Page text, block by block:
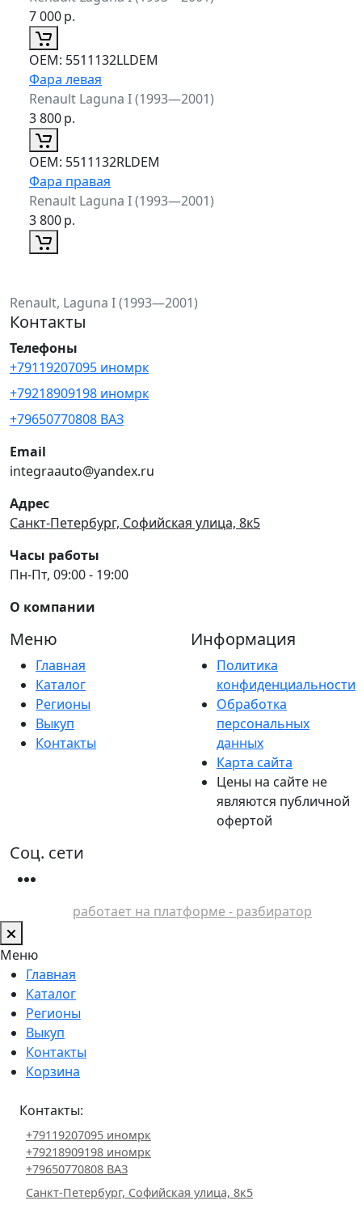
7 000р.
ОЕМ: 5511132LLDEM
Фара левая
Renault Laguna I (1993—2001)
3 800р.
ОЕМ: 5511132RLDEM
Фара правая
Renault Laguna I (1993—2001)
3 800р.
Renault, Laguna I (1993—2001)
Контакты
Телефоны
+79119207095 иномрк
+79218909198 иномрк
+79650770808 ВАЗ
Email
integraauto@yandex.ru
Адрес
Санкт-Петербург, Софийская улица, 8к5
Часы работы
Пн-Пт, 09:00 - 19:00
О компании
Меню
Главная
Каталог
Регионы
Выкуп
Контакты
Информация
Политика
конфиденциальности
Обработка
персональных
данных
Карта сайта
Цены на сайте не
являются публичной
офертой
Соц. сети
работает на платформе - разбиратор
Меню
Главная
Каталог
Регионы
Выкуп
Контакты
Корзина
Контакты:
+79119207095 иномрк
+79218909198 иномрк
+79650770808 ВАЗ
Санкт-Петербург, Софийская улица, 8к5